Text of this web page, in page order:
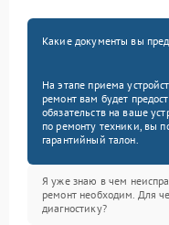
Какие документы вы
На этапе приема
ремонт вам будет
обязательств на ваше
по ремонту техники, вы
гарантийный талон.
Я уже знаю в чем
ремонт необходим. Для
диагностику?